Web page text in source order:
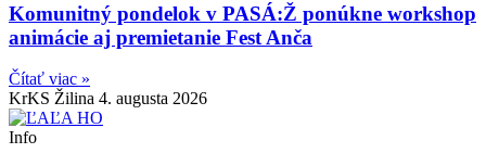
Komunitný pondelok v PASÁ:Ž ponúkne workshop
animácie aj premietanie Fest Anča
Čítať viac »
KrKS Žilina 4. augusta 2026
Info